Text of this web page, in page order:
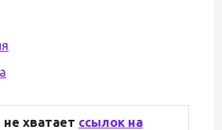
не хватает ссылок на